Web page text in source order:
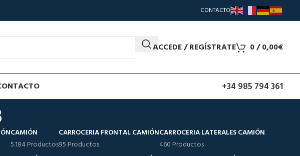
CONTACTO
ACCEDE / REGÍSTRATE 0/0,00€
+34 985 794 361
CAMIÓN
5.184 Productos
CARROCERIA FRONTAL CAMIÓN
95 Productos
CARROCERIA LATERALES CAMIÓN
460 Productos